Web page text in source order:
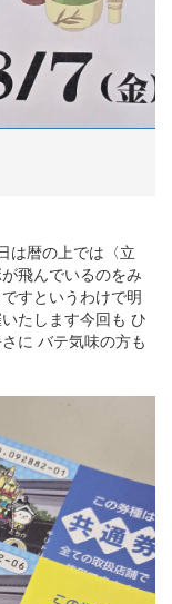
は暦の上では〈立
飛んでいるのをみ
すというわけで明
たします今回も ひ
に バテ気味の方も